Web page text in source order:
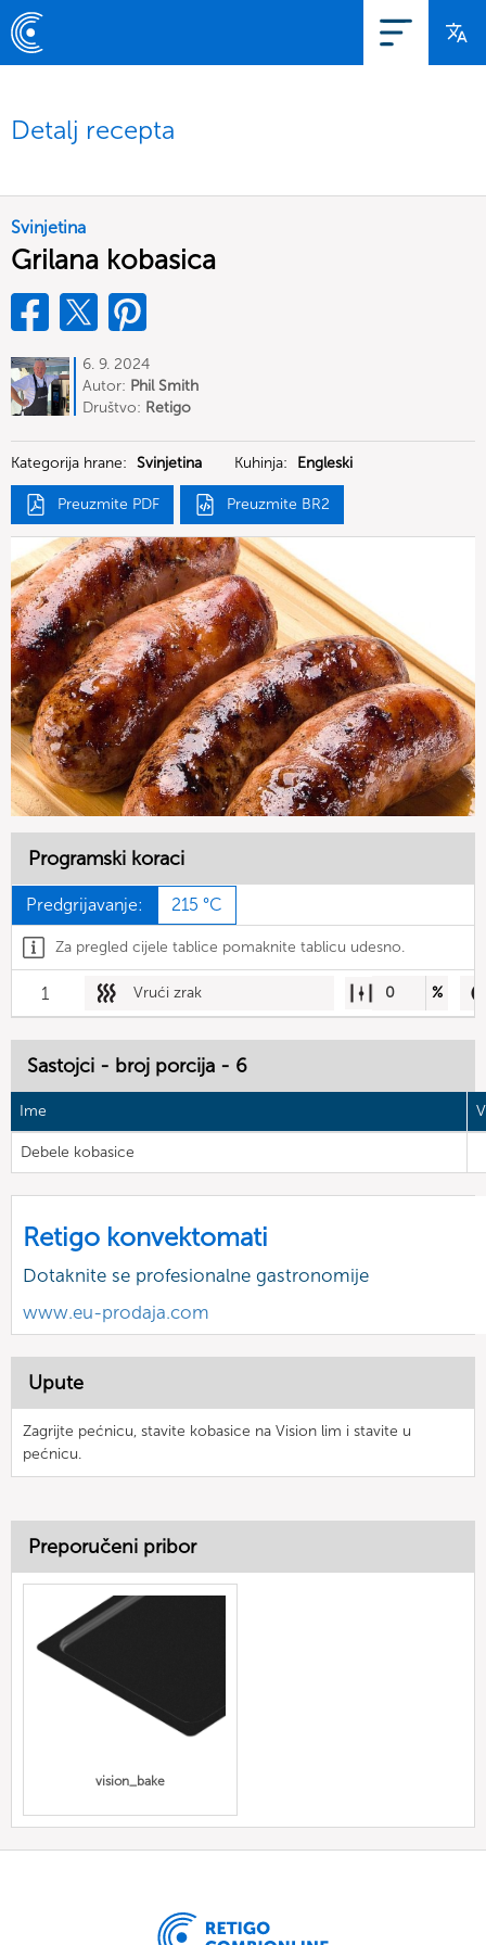
Detalj recepta
Svinjetina
Grilana kobasica
6. 9. 2024
Autor: Phil Smith
Društvo: Retigo
Kategorija hrane: Svinjetina Kuhinja: Engleski
Preuzmite PDF Preuzmite BR2
Programski koraci
Predgrijavanje: 215 °C
Za pregled cijele tablice pomaknite tablicu udesno.
1 Vrući zrak 0 %
Sastojci - broj porcija - 6
Ime
Debele kobasice
Retigo konvektomati
Dotaknite se profesionalne gastronomije
www.eu-prodaja.com
Upute
Zagrijte pećnicu, stavite kobasice na Vision lim i stavite u
pećnicu.
Preporučeni pribor
vision_bake